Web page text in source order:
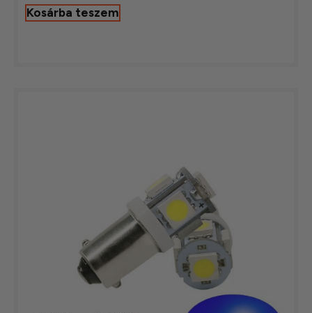
Kosárba teszem